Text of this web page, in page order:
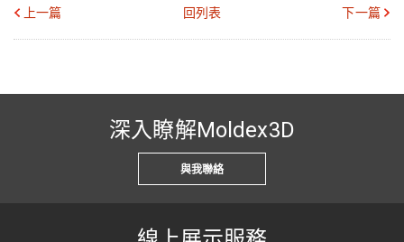
上一篇 回列表 下一篇
深入瞭解Moldex3D
與我聯絡